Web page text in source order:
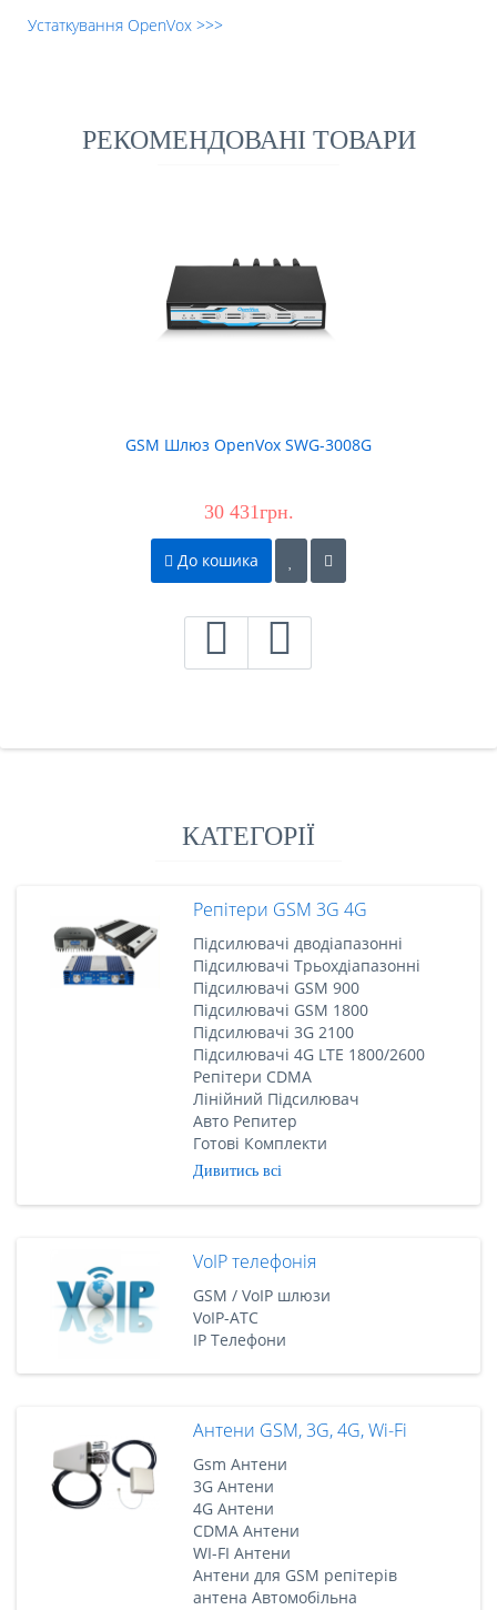
Устаткування OpenVox >>>
РЕКОМЕНДОВАНІ ТОВАРИ
GSM Шлюз OpenVox SWG-3008G
30 431грн.
До кошика
КАТЕГОРІЇ
Репітери GSM 3G 4G
Підсилювачі дводіапазонні
Підсилювачі Трьохдіапазонні
Підсилювачі GSM 900
Підсилювачі GSM 1800
Підсилювачі 3G 2100
Підсилювачі 4G LTE 1800/2600
Репітери CDMA
Лінійний Підсилювач
Авто Репитер
Готові Комплекти
Дивитись всі
VoIP телефонія
GSM / VoIP шлюзи
VoIP-АТС
IP Телефони
Антени GSM, 3G, 4G, Wi-Fi
Gsm Антени
3G Антени
4G Антени
CDMA Антени
WI-FI Антени
Антени для GSM репітерів
антена Автомобільна